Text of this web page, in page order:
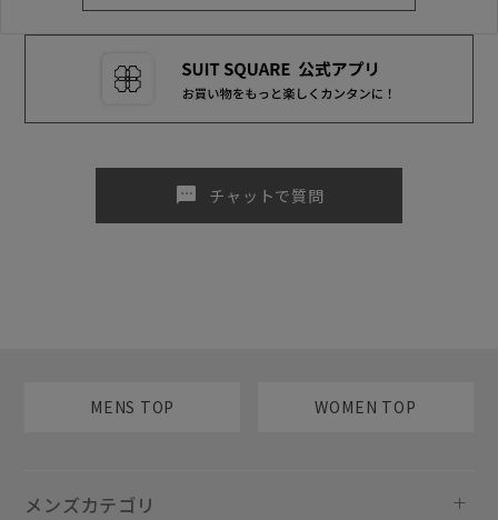
sms チャットで質問
MENS TOP WOMEN TOP
メンズカテゴリ